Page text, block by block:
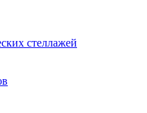
стеллажей